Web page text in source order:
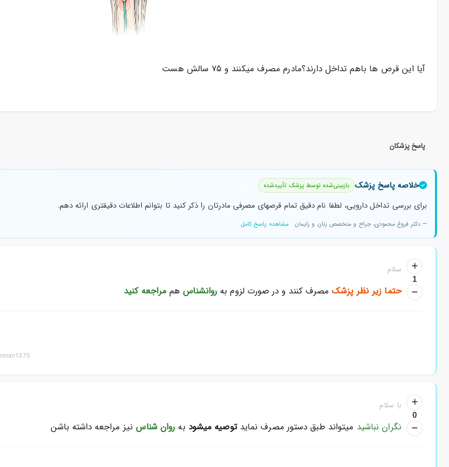
آیا این قرص ها باهم تداخل دارند؟مادرم مصرف میکنند و ۷۵ سالش هست
پاسخ پزشکان
خلاصه پاسخ پزشک بازبینی‌شده توسط پزشک تأییدشده
برای بررسی تداخل دارویی، لطفا نام دقیق تمام قرصهای مصرفی مادرتان را ذکر کنید تا بتوانم اطلاعات دقیقتری ارائه دهم.
— دکتر فروغ محمودی، جراح و متخصص زنان و زایمان مشاهده پاسخ کامل
1
سلام
حتما زیر نظر پزشکمصرف کنند و در صورت لزوم به روانشناسهم مراجعه کنید
0
با سلام
نگران نباشید میتواند طبق دستور مصرف نمایدتوصیه میشود به روان شناسنیز مراجعه داشته باشن